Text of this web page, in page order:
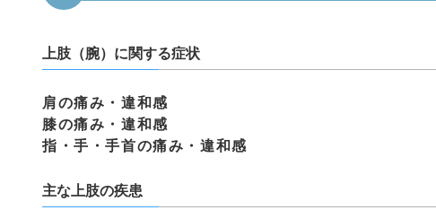
上肢（腕）に関する症状
肩の痛み・違和感
膝の痛み・違和感
指・手・手首の痛み・違和感
主な上肢の疾患